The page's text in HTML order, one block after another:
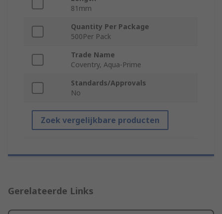
81mm
Quantity Per Package
500Per Pack
Trade Name
Coventry, Aqua-Prime
Standards/Approvals
No
Zoek vergelijkbare producten
Gerelateerde Links